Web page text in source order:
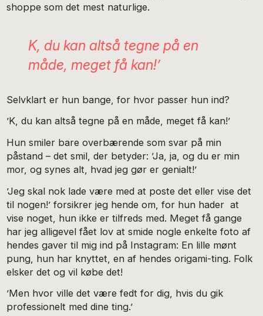
shoppe som det mest naturlige.
K, du kan altså tegne på en
måde, meget få kan!’
Selvklart er hun bange, for hvor passer hun ind?
’K, du kan altså tegne på en måde, meget få kan!’
Hun smiler bare overbærende som svar på min
påstand – det smil, der betyder: ’Ja, ja, og du er min
mor, og synes alt, hvad jeg gør er genialt!’
’Jeg skal nok lade være med at poste det eller vise det
til nogen!’ forsikrer jeg hende om, for hun hader at
vise noget, hun ikke er tilfreds med. Meget få gange
har jeg alligevel fået lov at smide nogle enkelte foto af
hendes gaver til mig ind på Instagram: En lille mønt
pung, hun har knyttet, en af hendes origami-ting. Folk
elsker det og vil købe det!
’Men hvor ville det være fedt for dig, hvis du gik
professionelt med dine ting.’